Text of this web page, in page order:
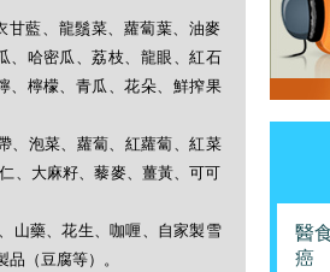
藍、龍鬚菜、蘿蔔葉、油麥
、哈密瓜、荔枝、龍眼、紅石
、檸檬、青瓜、花朵、鮮搾果
、泡菜、蘿蔔、紅蘿蔔、紅菜
、大麻籽、藜麥、薑黃、可可
山藥、花生、咖喱、自家製雪
（豆腐等）。
醫
癌